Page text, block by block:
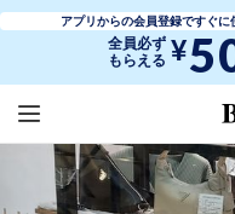
アプリからの会員登録ですぐに
全員必ず
もらえる ¥